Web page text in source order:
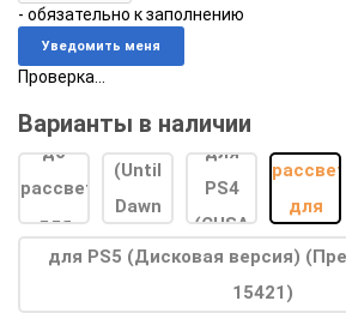
- обязательно к заполнению
Проверка...
Варианты в наличии
для PS5 (Дисковая версия)
15421)